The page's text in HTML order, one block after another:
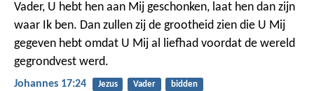
Vader, U hebt hen aan Mij geschonken, laat hen dan zijn
waar Ik ben. Dan zullen zij de grootheid zien die U Mij
gegeven hebt omdat U Mij al liefhad voordat de wereld
gegrondvest werd.
Johannes 17:24 Jezus Vader bidden